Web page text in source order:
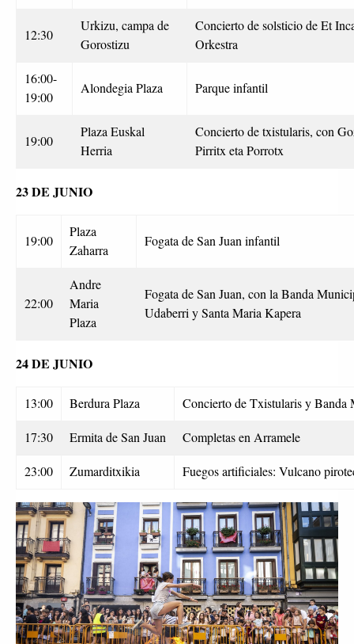
12:30
Urkizu, campa de
Gorostizu
Concierto de solsticio de Et
Orkestra
16:00-
19:00
Alondegia Plaza Parque infantil
19:00
Plaza Euskal
Herria
Concierto de txistularis, con
Pirritx eta Porrotx
23 DE JUNIO
19:00
Plaza
Zaharra
Fogata de San Juan infantil
22:00
Andre
Maria
Plaza
Fogata de San Juan, con la Banda
Udaberri y Santa Maria Kapera
24 DE JUNIO
13:00 Berdura Plaza Concierto de Txistularis y Banda
17:30 Ermita de San Juan Completas en Arramele
23:00 Zumarditxikia Fuegos artificiales: Vulcano